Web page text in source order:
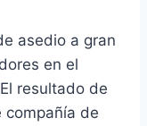
asedio a gran
en el
resultado de
compañía de